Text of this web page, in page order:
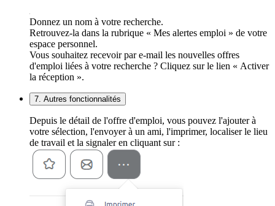
Donnez un nom à votre recherche.
Retrouvez-la dans la rubrique « Mes alertes emploi » de votre
espace personnel.
Vous souhaitez recevoir par e-mail les nouvelles offres
d'emploi liées à votre recherche ? Cliquez sur le lien « Activer
la réception ».
7. Autres fonctionnalités
Depuis le détail de l'offre d'emploi, vous pouvez l'ajouter à
votre sélection, l'envoyer à un ami, l'imprimer, localiser le lieu
de travail et la signaler en cliquant sur :